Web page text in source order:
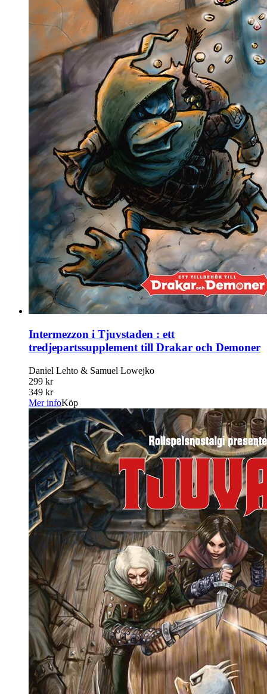
Intermezzon i Tjuvstaden : ett
tredjepartssupplement till Drakar och Demoner
Daniel Lehto & Samuel Lowejko
299 kr
349 kr
Mer infoKöp